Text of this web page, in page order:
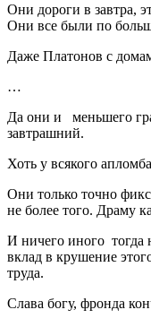
Они дороги в завтра,
Они все были по
Даже Платонов с
…
Да они и меньшего
завтрашний.
Хоть у всякого
Они только точно
не более того. Драму
И ничего иного тогда
вклад в крушение
труда.
Слава богу, фронда